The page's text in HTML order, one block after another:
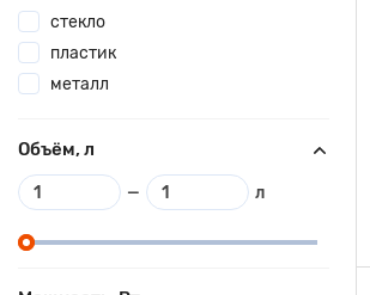
стекло
пластик
металл
Объём, л
— л